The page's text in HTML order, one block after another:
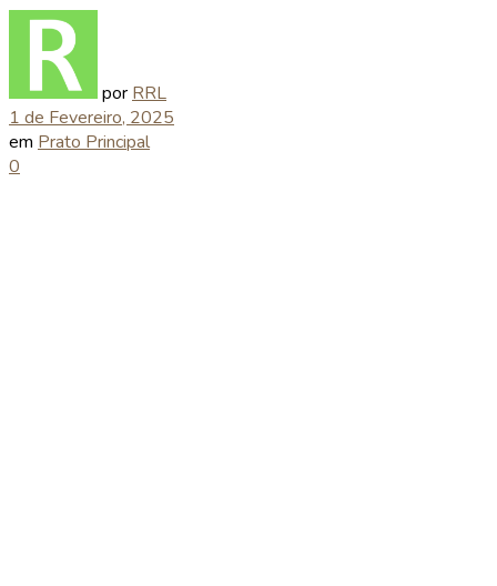
por RRL
1 de Fevereiro, 2025
em Prato Principal
0